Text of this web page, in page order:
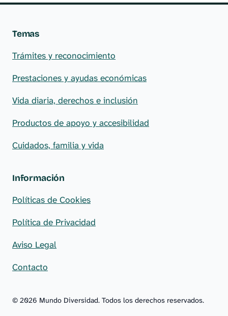
Temas
Trámites y reconocimiento
Prestaciones y ayudas económicas
Vida diaria, derechos e inclusión
Productos de apoyo y accesibilidad
Cuidados, familia y vida
Información
Políticas de Cookies
Política de Privacidad
Aviso Legal
Contacto
© 2026 Mundo Diversidad. Todos los derechos reservados.